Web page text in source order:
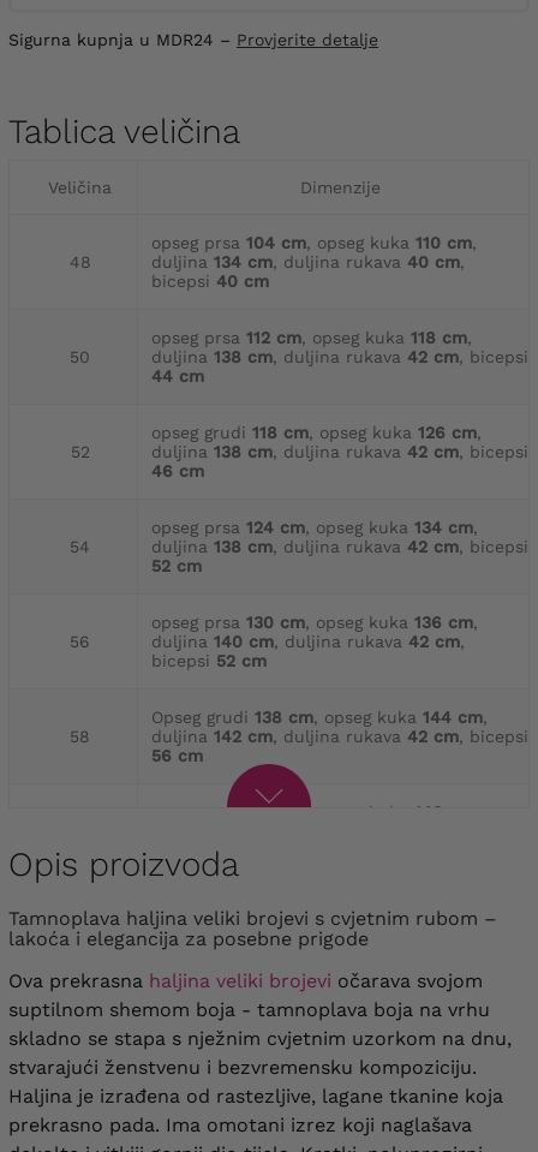
Sigurna kupnja u MDR24 – Provjerite detalje
Tablica veličina
Veličina Dimenzije
48
opseg prsa 104 cm, opseg kuka 110 cm,
duljina 134 cm, duljina rukava 40 cm,
bicepsi 40 cm
50
opseg prsa 112 cm, opseg kuka 118 cm,
duljina 138 cm, duljina rukava 42 cm, bicepsi
44 cm
52
opseg grudi 118 cm, opseg kuka 126 cm,
duljina 138 cm, duljina rukava 42 cm, bicepsi
46 cm
54
opseg prsa 124 cm, opseg kuka 134 cm,
duljina 138 cm, duljina rukava 42 cm, bicepsi
52 cm
56
opseg prsa 130 cm, opseg kuka 136 cm,
duljina 140 cm, duljina rukava 42 cm,
bicepsi 52 cm
58
Opseg grudi 138 cm, opseg kuka 144 cm,
duljina 142 cm, duljina rukava 42 cm, bicepsi
56 cm
opseg prsa 142 cm, opseg kuka 148 cm
62
opseg prsa 146 cm, opseg kuka 160 cm
duljina 142 cm, duljina rukava 44 cm,
bicepsi 56 cm
64
opseg prsa 154 cm , opseg kuka 166 cm,
duljina 143 cm, duljina rukava 44 cm,
bicepsi 60 cm
Opis proizvoda
Tamnoplava haljina veliki brojevi s cvjetnim rubom –
lakoća i elegancija za posebne prigode
Ova prekrasna haljina veliki brojevi očarava svojom
suptilnom shemom boja - tamnoplava boja na vrhu
skladno se stapa s nježnim cvjetnim uzorkom na dnu,
stvarajući ženstvenu i bezvremensku kompoziciju.
Haljina je izrađena od rastezljive, lagane tkanine koja
prekrasno pada. Ima omotani izrez koji naglašava